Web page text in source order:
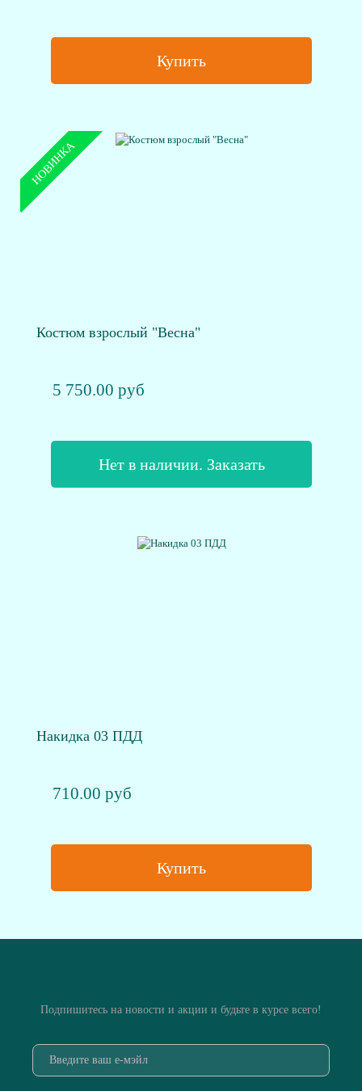
Купить
НОВИНКА
Костюм взрослый "Весна"
5 750.00 руб
Нет в наличии. Заказать
Накидка 03 ПДД
710.00 руб
Купить
Подпишитесь на новости и акции и будьте в курсе всего!